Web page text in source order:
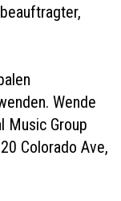
Wende
Music Group
Colorado Ave,